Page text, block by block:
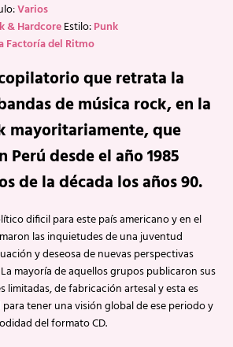
Varios
& HardcoreEstilo:Punk
Factoría del Ritmo
que retrata la
de música rock, en la
mayoritariamente, que
Perú desde el año 1985
de la década los años 90.
dificil para este país americano y en el
las inquietudes de una juventud
y deseosa de nuevas perspectivas
mayoría de aquellos grupos publicaron sus
limitadas, de fabricación artesal y esta es
tener una visión global de ese periodo y
del formato CD.